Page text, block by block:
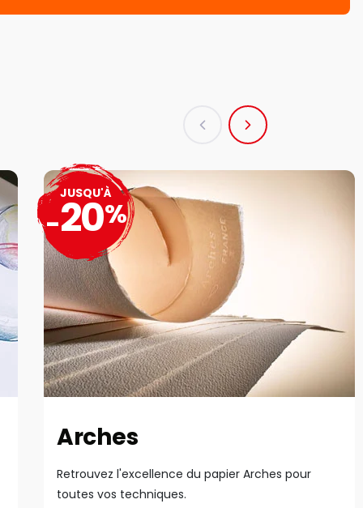
Arches
Retrouvez l'excellence du papier Arches pour
toutes vos techniques.
JUSQU'À
-20%